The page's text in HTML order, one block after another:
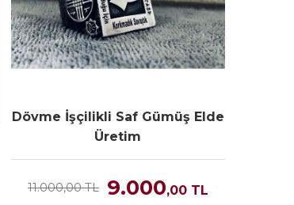
Dövme İşçilikli Saf Gümüş Elde
Üretim
11.000,00 TL 9.000,00TL